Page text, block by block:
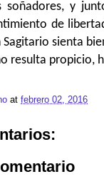
soñadores, y
de
Sagitario sienta
resulta propicio,
at febrero 02, 2016